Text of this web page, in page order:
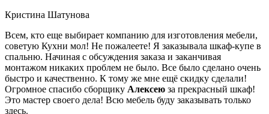
Кристина Шатунова
Всем, кто еще выбирает компанию для изготовления мебели,
советую Кухни мол! Не пожалеете! Я заказывала шкаф-купе в
спальню. Начиная с обсуждения заказа и заканчивая
монтажом никаких проблем не было. Все было сделано очень
быстро и качественно. К тому же мне ещё скидку сделали!
Огромное спасибо сборщику Алексею за прекрасный шкаф!
Это мастер своего дела! Всю мебель буду заказывать только
здесь.